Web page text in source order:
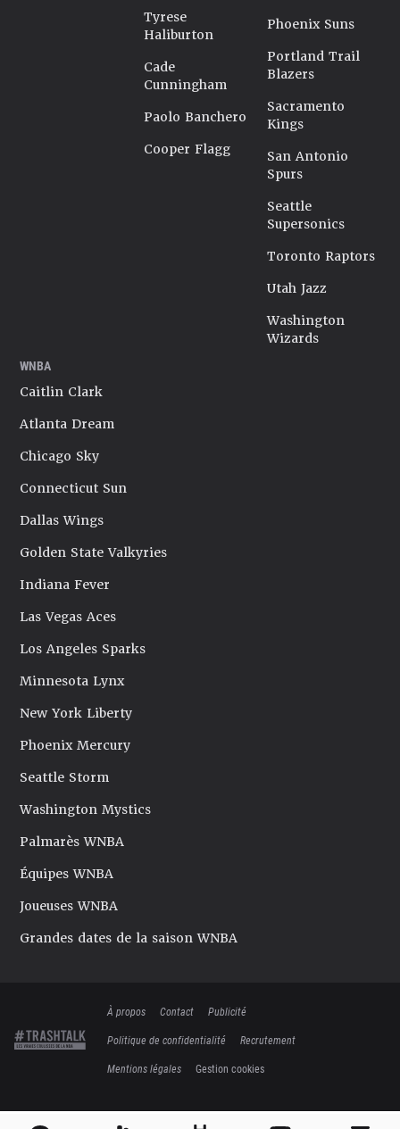
Tyrese
Haliburton
Cade
Cunningham
Paolo Banchero
Cooper Flagg
Phoenix Suns
Portland Trail
Blazers
Sacramento
Kings
San Antonio
Spurs
Seattle
Supersonics
Toronto Raptors
Utah Jazz
Washington
Wizards
WNBA
Caitlin Clark
Atlanta Dream
Chicago Sky
Connecticut Sun
Dallas Wings
Golden State Valkyries
Indiana Fever
Las Vegas Aces
Los Angeles Sparks
Minnesota Lynx
New York Liberty
Phoenix Mercury
Seattle Storm
Washington Mystics
Palmarès WNBA
Équipes WNBA
Joueuses WNBA
Grandes dates de la saison WNBA
À propos Contact
Publicité
Politique de confidentialité
Recrutement
Mentions légales
Gestion cookies